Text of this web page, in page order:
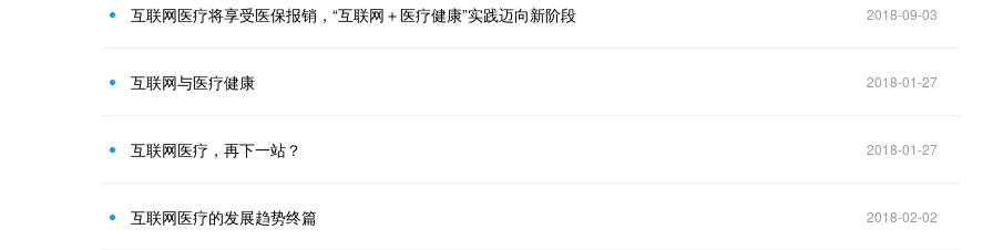
互联网医疗将享受医保报销，“互联网＋医疗健康”实践迈向新阶段 2018-09-03
互联网与医疗健康 2018-01-27
互联网医疗，再下一站？ 2018-01-27
互联网医疗的发展趋势终篇 2018-02-02